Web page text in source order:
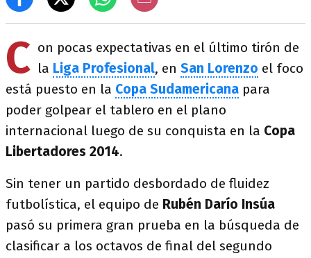
C on pocas expectativas en el último tirón de
la Liga Profesional, en San Lorenzo el foco
está puesto en la Copa Sudamericana para
poder golpear el tablero en el plano
internacional luego de su conquista en la Copa
Libertadores 2014.
Sin tener un partido desbordado de fluidez
futbolística, el equipo de Rubén Darío Insúa
pasó su primera gran prueba en la búsqueda de
clasificar a los octavos de final del segundo